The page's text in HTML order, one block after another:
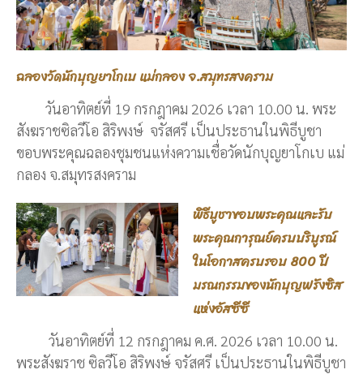
ฉลองวัดนักบุญยาโกเบ แม่กลอง จ.สมุทรสงคราม
วันอาทิตย์ที่ 19 กรกฎาคม 2026 เวลา 10.00 น. พระ
สังฆราชซิลวีโอ สิริพงษ์ จรัสศรี เป็นประธานในพิธีบูชา
ขอบพระคุณฉลองชุมชนแห่งความเชื่อวัดนักบุญยาโกเบ แม่
กลอง จ.สมุทรสงคราม
พิธีบูชาขอบพระคุณและรับ
พระคุณการุณย์ครบบริบูรณ์
ในโอกาสครบรอบ 800 ปี
มรณกรรมของนักบุญฟรังซิส
แห่งอัสซีซี
วันอาทิตย์ที่ 12 กรกฎาคม ค.ศ. 2026 เวลา 10.00 น.
พระสังฆราช ซิลวีโอ สิริพงษ์ จรัสศรี เป็นประธานในพิธีบูชา